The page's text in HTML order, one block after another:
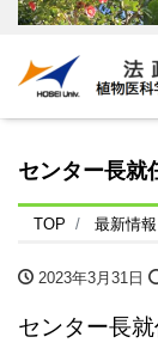
センター長就
TOP 最新情報
2023年3月31日
センター長